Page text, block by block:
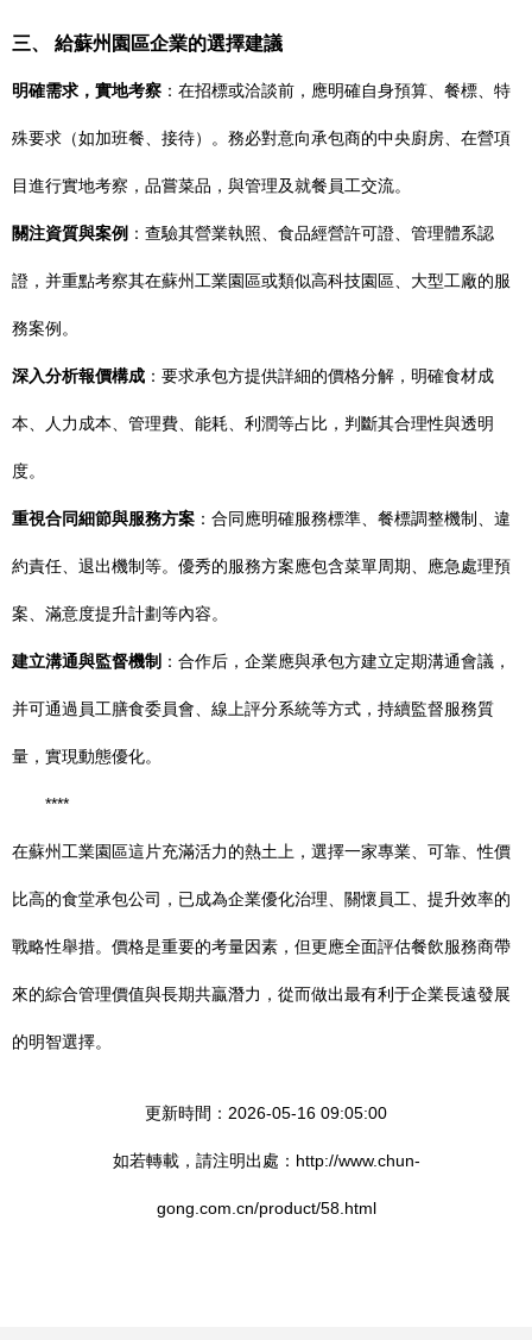
三、 給蘇州園區企業的選擇建議
明確需求，實地考察 ：在招標或洽談前，應明確自身預算、餐標、特
殊要求（如加班餐、接待）。務必對意向承包商的中央廚房、在營項
目進行實地考察，品嘗菜品，與管理及就餐員工交流。
關注資質與案例 ：查驗其營業執照、食品經營許可證、管理體系認
證，并重點考察其在蘇州工業園區或類似高科技園區、大型工廠的服
務案例。
深入分析報價構成 ：要求承包方提供詳細的價格分解，明確食材成
本、人力成本、管理費、能耗、利潤等占比，判斷其合理性與透明
度。
重視合同細節與服務方案 ：合同應明確服務標準、餐標調整機制、違
約責任、退出機制等。優秀的服務方案應包含菜單周期、應急處理預
案、滿意度提升計劃等內容。
建立溝通與監督機制 ：合作后，企業應與承包方建立定期溝通會議，
并可通過員工膳食委員會、線上評分系統等方式，持續監督服務質
量，實現動態優化。
****
在蘇州工業園區這片充滿活力的熱土上，選擇一家專業、可靠、性價
比高的食堂承包公司，已成為企業優化治理、關懷員工、提升效率的
戰略性舉措。價格是重要的考量因素，但更應全面評估餐飲服務商帶
來的綜合管理價值與長期共贏潛力，從而做出最有利于企業長遠發展
的明智選擇。
更新時間：2026-05-16 09:05:00
如若轉載，請注明出處：http://www.chun-
gong.com.cn/product/58.html